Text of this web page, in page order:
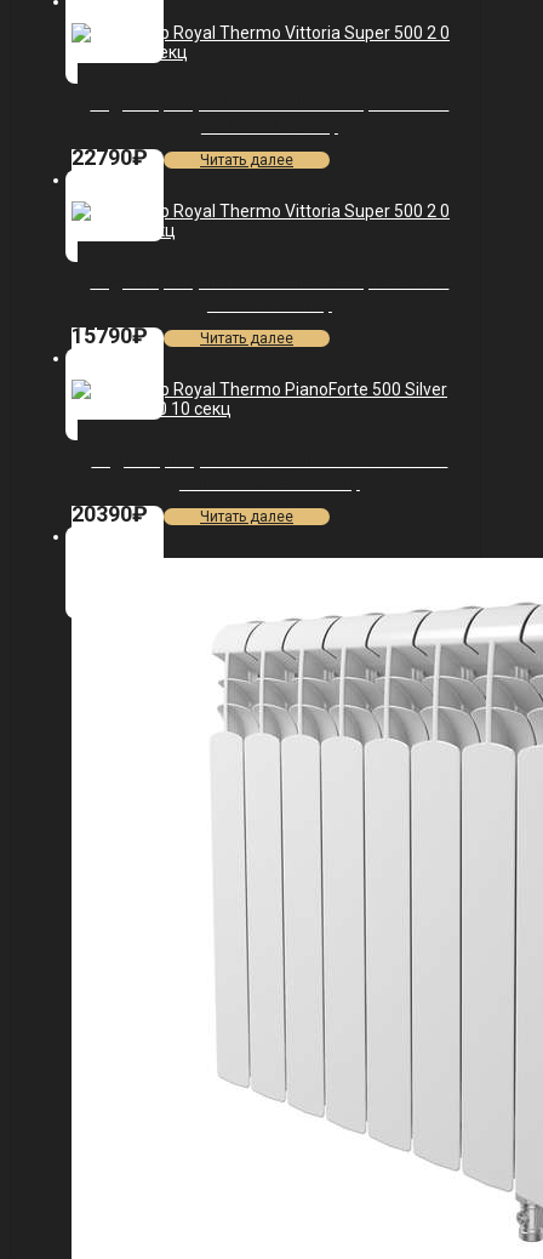
22790₽ Читать далее
15790₽ Читать далее
20390₽ Читать далее